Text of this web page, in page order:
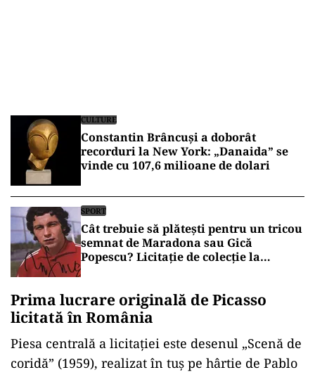
CULTURE
Constantin Brâncuși a doborât
recorduri la New York: „Danaida” se
vinde cu 107,6 milioane de dolari
SPORT
Cât trebuie să plătești pentru un tricou
semnat de Maradona sau Gică
Popescu? Licitație de colecție la
Prima lucrare originală de Picasso
licitată în România
Piesa centrală a licitației este desenul „Scenă de
coridă” (1959), realizat în tuș pe hârtie de Pablo